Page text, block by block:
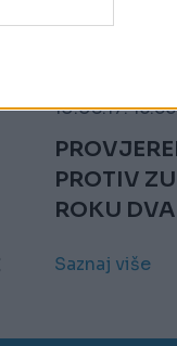
10.08.17. 16:56
PROTIV
ROKU
Saznaj više